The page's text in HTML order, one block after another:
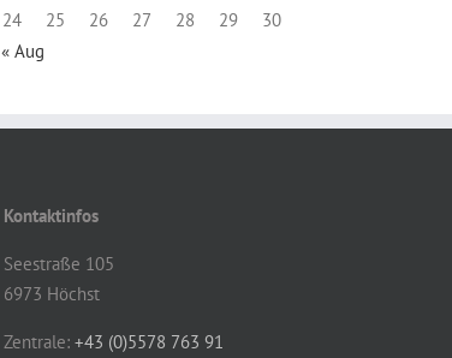
24
25 26 27 28 29
30
« Aug
Kontaktinfos
Seestraße 105
6973 Höchst
Zentrale: +43 (0)5578 763 91